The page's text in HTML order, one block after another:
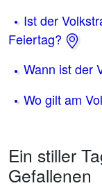
Ist der
Feiertag?
Wann ist der
Wo gilt am
Ein stiller
Gefallenen